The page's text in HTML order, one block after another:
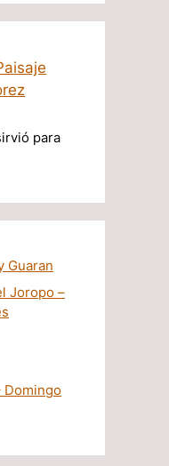
para
Guaran
Joropo –
Domingo